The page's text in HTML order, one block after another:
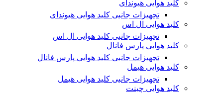
کلید هوایی هیوندای
تجهیزات جانبی کلید هوایی هیوندای
کلید هوایی ال اس
تجهیزات جانبی کلید هوایی ال اس
کلید هوایی پارس فانال
تجهیزات جانبی کلید هوایی پارس فانال
کلید هوایی هیمل
تجهیزات جانبی کلید هوایی هیمل
کلید هوایی چینت